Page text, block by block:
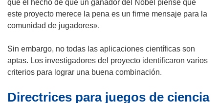
v
a
e
n
t
n
n
u
e
v
que el hecho de que un ganador del Nobel piense que
este proyecto merece la pena es un firme mensaje para la
comunidad de jugadores».
Sin embargo, no todas las aplicaciones científicas son
aptas. Los investigadores del proyecto identificaron varios
criterios para lograr una buena combinación.
Directrices para juegos de ciencia